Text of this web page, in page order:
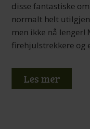
disse fantastiske
normalt helt
men ikke nå lenger!
firehjulstrekkere og
Les mer